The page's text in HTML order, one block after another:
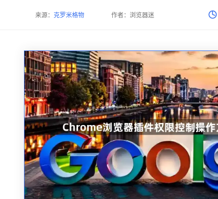
来源： 克罗米格物 作者：浏览器迷